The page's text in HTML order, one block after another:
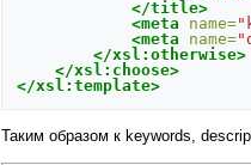
</title>
<meta
name=
<meta
name=
</xsl:otherwise>
</xsl:choose>
</xsl:template>
Таким образом к keywords,